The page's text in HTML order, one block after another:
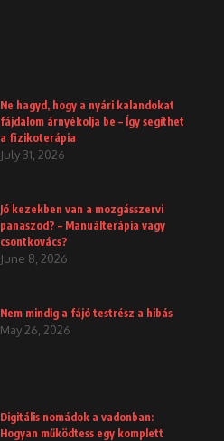
Ne hagyd, hogy a nyári kalandokat
fájdalom árnyékolja be – Így segíthet
a fizikoterápia
July 31, 2026
Jó kezekben van a mozgásszervi
panaszod? – Manuálterápia vagy
csontkovács?
June 8, 2026
Nem mindig a fájó testrész a hibás
May 26, 2026
Digitális nomádok a vadonban:
Hogyan működtess egy komplett